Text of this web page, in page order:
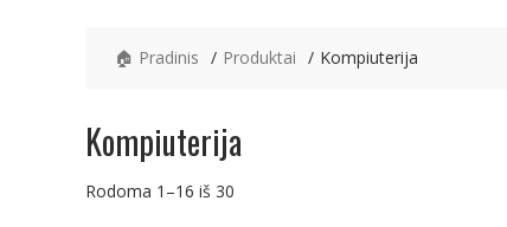
🏠 Pradinis Produktai Kompiuterija
Kompiuterija
Rodoma 1–16 iš 30